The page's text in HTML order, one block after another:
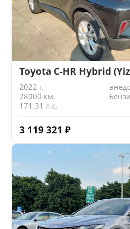
Toyota C-HR Hybrid
2022 г.
28000 км.
171.31 л.с.
3 119 321 ₽